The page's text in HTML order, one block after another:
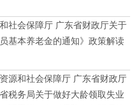
社会保障厅 广东省财政厅关于
基本养老金的通知》政策解读
源和社会保障厅 广东省财政厅
税务局关于做好大龄领取失业